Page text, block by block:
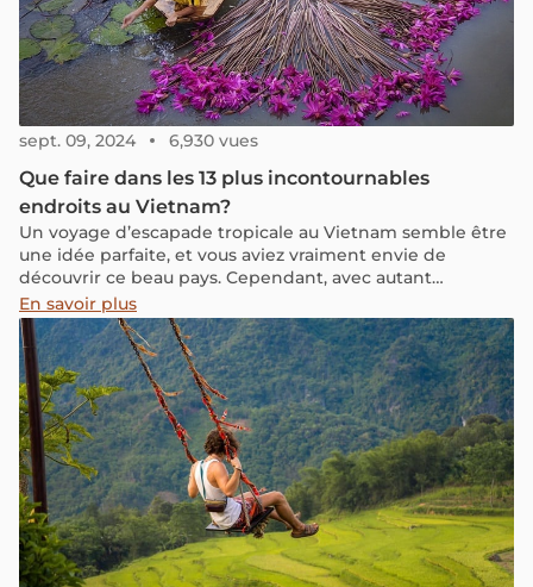
sept. 09, 2024 6,930 vues
Que faire dans les 13 plus incontournables
endroits au Vietnam?
Un voyage d’escapade tropicale au Vietnam semble être
une idée parfaite, et vous aviez vraiment envie de
découvrir ce beau pays. Cependant, avec autant
d'informations disponibles en ligne, planifier votre
voyage peut sembler accablant. Entre choisir que faire au
Vietnam, où visiter, et manger, les options peuvent
paraître infinies. Cet article a pour but de vous aider à
créer un itinéraire optimisé pour votre séjour. Il vous
propose les activités incontournables à praticiper dans
les 13 plus belles destinations touristiques du Vietnam,
du Nord au Sud. C’est parti!
En savoir plus